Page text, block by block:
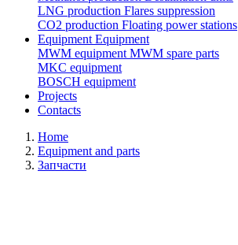
LNG production Flares suppression
СО2 production Floating power stations
EquipmentEquipment
MWM equipmentMWM spare parts
MKC equipment
BOSCH equipment
Projects
Contacts
Home
Equipment and parts
Запчасти